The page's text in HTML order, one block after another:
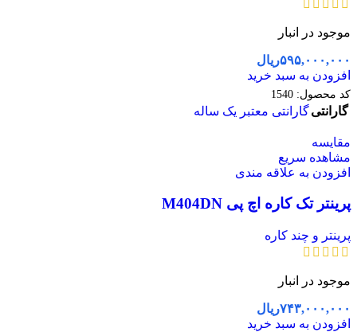
موجود در انبار
۵۹۵,۰۰۰,۰۰۰ریال
افزودن به سبد خرید
کد محصول: 1540
گارانتیگارانتی معتبر یک ساله
مقایسه
مشاهده سریع
افزودن به علاقه مندی
پرینتر تک کاره اچ پی M404DN
پرینتر و چند کاره
موجود در انبار
۷۴۳,۰۰۰,۰۰۰ریال
افزودن به سبد خرید